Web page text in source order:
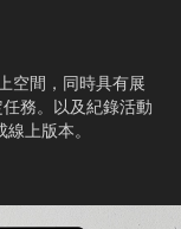
空間，同時具有展
務。以及紀錄活動
上版本。